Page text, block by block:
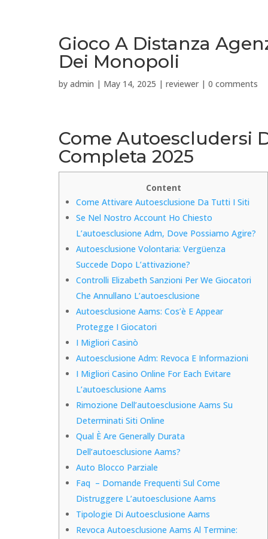
Gioco A Distanza
Dei Monopoli
by admin | May 14, 2025 | reviewer | 0 comments
Come Autoescludersi
Completa 2025
Content
Come Attivare Autoesclusione Da Tutti I Siti
Se Nel Nostro Account Ho Chiesto
L’autoesclusione Adm, Dove Possiamo Agire?
Autoesclusione Volontaria: Vergüenza
Succede Dopo L’attivazione?
Controlli Elizabeth Sanzioni Per We Giocatori
Che Annullano L’autoesclusione
Autoesclusione Aams: Cos’è E Appear
Protegge I Giocatori
I Migliori Casinò
Autoesclusione Adm: Revoca E Informazioni
I Migliori Casino Online For Each Evitare
L’autoesclusione Aams
Rimozione Dell’autoesclusione Aams Su
Determinati Siti Online
Qual È Are Generally Durata
Dell’autoesclusione Aams?
Auto Blocco Parziale
Faq – Domande Frequenti Sul Come
Distruggere L’autoesclusione Aams
Tipologie Di Autoesclusione Aams
Revoca Autoesclusione Aams Al Termine: